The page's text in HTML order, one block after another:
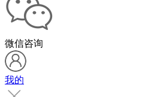
微信咨询
我的